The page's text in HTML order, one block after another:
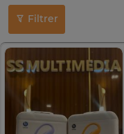
Filtrer